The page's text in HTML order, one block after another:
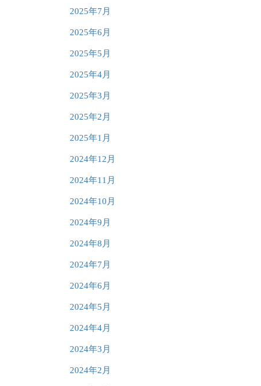
2025年7月
2025年6月
2025年5月
2025年4月
2025年3月
2025年2月
2025年1月
2024年12月
2024年11月
2024年10月
2024年9月
2024年8月
2024年7月
2024年6月
2024年5月
2024年4月
2024年3月
2024年2月